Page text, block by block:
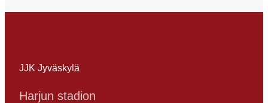
JJK Jyväskylä
Harjun stadion